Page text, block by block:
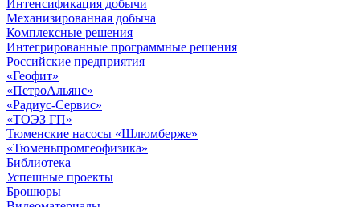
Интенсификация добычи
Механизированная добыча
Комплексные решения
Интегрированные программные решения
Российские предприятия
«Геофит»
«ПетроАльянс»
«Радиус-Сервис»
«ТОЭЗ ГП»
Тюменские насосы «Шлюмберже»
«Тюменьпромгеофизика»
Библиотека
Успешные проекты
Брошюры